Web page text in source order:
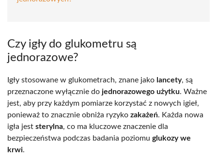
Czy igły do glukometru są
jednorazowe?
Igły stosowane w glukometrach, znane jako lancety, są
przeznaczone wyłącznie do jednorazowego użytku. Ważne
jest, aby przy każdym pomiarze korzystać z nowych igieł,
ponieważ to znacznie obniża ryzyko zakażeń. Każda nowa
igła jest sterylna, co ma kluczowe znaczenie dla
bezpieczeństwa podczas badania poziomu glukozy we
krwi.